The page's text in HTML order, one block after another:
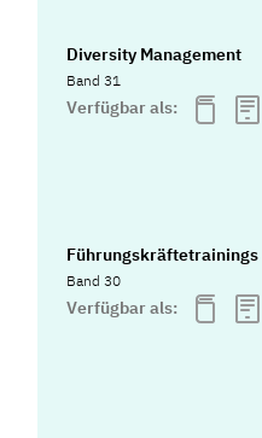
Diversity Management
Band 31
Verfügbar als:
Führungskräftetrainings
Band 30
Verfügbar als: